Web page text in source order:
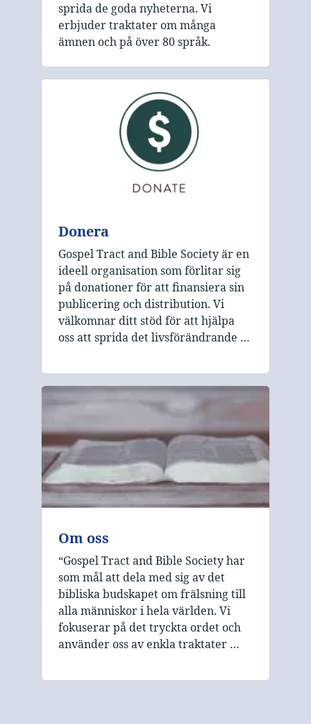
sprida de goda nyheterna. Vi
erbjuder traktater om många
ämnen och på över 80 språk.
Donera
Gospel Tract and Bible Society är en
ideell organisation som förlitar sig
på donationer för att finansiera sin
publicering och distribution. Vi
välkomnar ditt stöd för att hjälpa
oss att sprida det livsförändrande …
Om oss
“Gospel Tract and Bible Society har
som mål att dela med sig av det
bibliska budskapet om frälsning till
alla människor i hela världen. Vi
fokuserar på det tryckta ordet och
använder oss av enkla traktater …